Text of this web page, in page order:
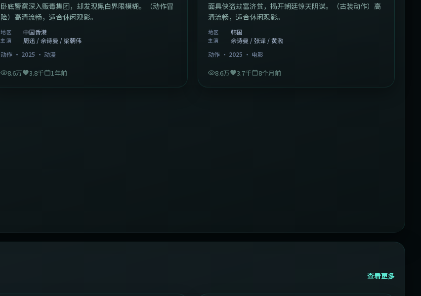
卧底警察深入贩毒集团，却发现黑白界限模糊。（动作冒
险）高清流畅，适合休闲观影。
地区 中国香港
主演
周迅 / 佘诗曼 / 梁朝伟
动作 · 2025 ·动漫
8.6万 3.8千 1年前
面具侠盗劫富济贫，揭开朝廷惊天阴谋。（古装动作）高
清流畅，适合休闲观影。
地区 韩国
主演
佘诗曼 / 张译 / 黄渤
动作· 2025 · 电影
8.6万 3.7千 8个月前
查看更多
1:07:39